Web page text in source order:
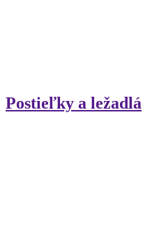
Postieľky a ležadlá